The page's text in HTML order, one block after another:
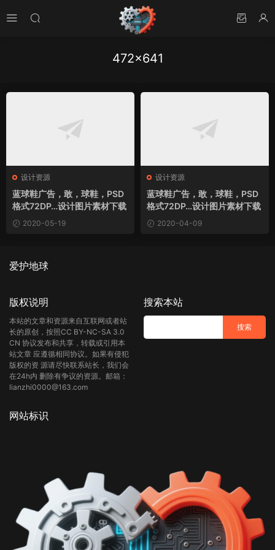
472×641
设计资源
蓝球鞋广告，敢，球鞋，PSD
格式72DP…设计图片素材下载
2020-05-19
设计资源
蓝球鞋广告，敢，球鞋，PSD
格式72DP…设计图片素材下载
2020-04-09
爱护地球
版权说明
本站的文章和资源来自互联网或者站
长的原创，按照CC BY-NC-SA 3.0
CN 协议发布和共享，转载或引用本
站文章 应遵循相同协议。如果有侵犯
版权的资 源请尽快联系站长，我们会
在24h内 删除有争议的资源。邮箱：
lianzhi0000@163.com
搜索本站
网站标识